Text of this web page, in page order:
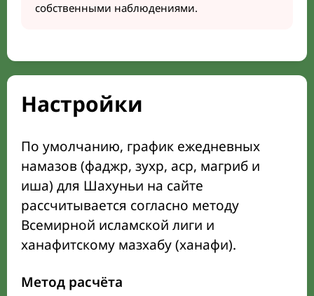
собственными наблюдениями.
Настройки
По умолчанию, график ежедневных
намазов (фаджр, зухр, аср, магриб и
иша) для Шахуньи на сайте
рассчитывается согласно методу
Всемирной исламской лиги и
ханафитскому мазхабу (ханафи).
Метод расчёта